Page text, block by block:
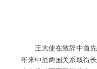
王大使在致辞中首先
年来中厄两国关系取得